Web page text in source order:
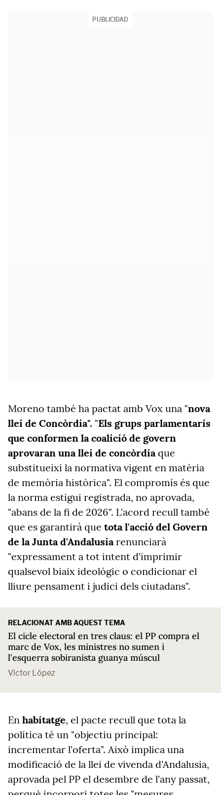
PUBLICIDAD
Moreno també ha pactat amb Vox una "nova
llei de Concòrdia". "Els grups parlamentaris
que conformen la coalició de govern
aprovaran una llei de concòrdiaque
substitueixi la normativa vigent en matèria
de memòria històrica". El compromís és que
la norma estigui registrada, no aprovada,
"abans de la fi de 2026". L'acord recull també
que es garantirà que tota l'acció del Govern
de la Junta d'Andalusiarenunciarà
"expressament a tot intent d'imprimir
qualsevol biaix ideològic o condicionar el
lliure pensament i judici dels ciutadans".
RELACIONAT AMB AQUEST TEMA
El cicle electoral en tres claus: el PP compra el
marc de Vox, les ministres no sumen i
l'esquerra sobiranista guanya múscul
Víctor López
En habitatge, el pacte recull que tota la
política té un "objectiu principal:
incrementar l'oferta". Això implica una
modificació de la llei de vivenda d'Andalusia,
aprovada pel PP el desembre de l'any passat,